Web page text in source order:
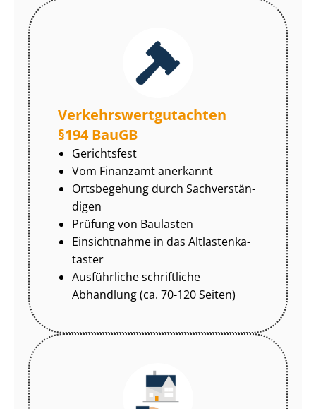
Ver­kehrs­wert­gut­ach­ten
§194 BauGB
Gerichtsfest
Vom Finanzamt anerkannt
Ortsbegehung durch Sach­ver­stän­
di­gen
Prüfung von Baulasten
Einsichtnahme in das Alt­las­ten­ka­
tas­ter
Ausführliche schriftliche
Abhandlung (ca. 70-120 Seiten)